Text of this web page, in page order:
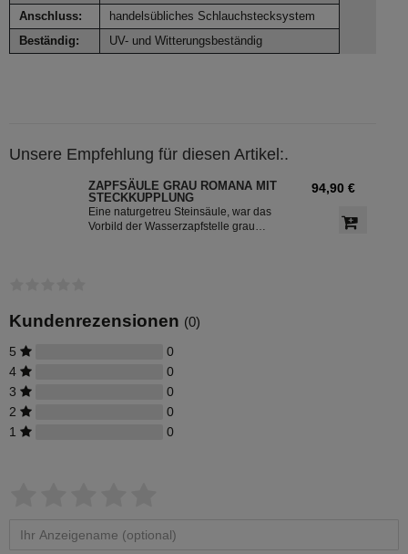
Anschluss:
handelsübliches Schlauchstecksystem
Beständig:
UV- und Witterungsbeständig
Unsere Empfehlung für diesen Artikel:.
ZAPFSÄULE GRAU ROMANA MIT
STECKKUPPLUNG
Eine naturgetreu Steinsäule, war das
Vorbild der Wasserzapfstelle grau
Steckkupplung lässt sich die Zapfsäule
ganz einfach an die
Zisterne anschließen.
94,90 €
Kundenrezensionen (0)
5
0
4
0
3
0
2
0
1
0